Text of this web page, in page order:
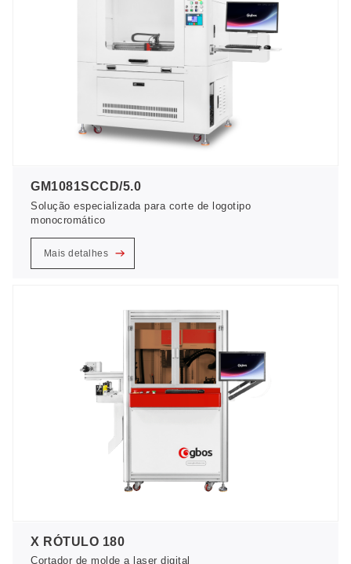
GM1081SCCD/5.0
Solução especializada para corte de logotipo
monocromático
Mais detalhes
X RÓTULO 180
Cortador de molde a laser digital